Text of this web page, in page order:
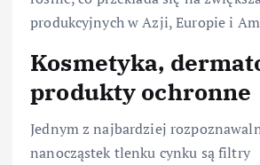
produkcyjnych w Azji, Europie i
Kosmetyka,
produkty ochronne
Jednym z najbardziej
nanocząstek tlenku cynku są filtry